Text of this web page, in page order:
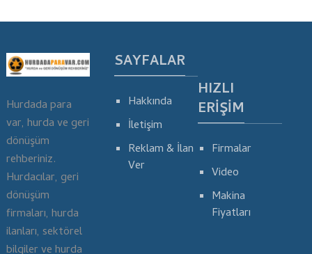
Hurdada para
var, hurda ve geri
dönüşüm
rehberiniz.
Hurdacılar, geri
dönüşüm
firmaları, hurda
ilanları, sektörel
bilgiler ve hurda
SAYFALAR
Hakkında
İletişim
Reklam & İlan
Ver
HIZLI
ERIŞIM
Firmalar
Video
Makina
Fiyatları